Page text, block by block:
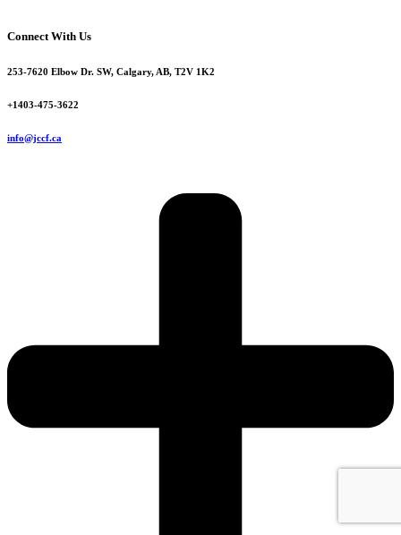
Connect With Us
253-7620 Elbow Dr. SW, Calgary, AB, T2V 1K2
+1403-475-3622
info@jccf.ca